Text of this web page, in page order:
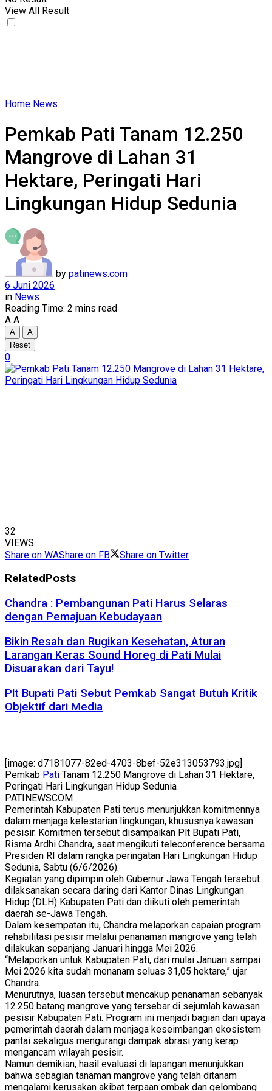
View All Result
Home News
Pemkab Pati Tanam 12.250
Mangrove di Lahan 31
Hektare, Peringati Hari
Lingkungan Hidup Sedunia
by patinews.com
6 Juni 2026
in News
Reading Time: 2 mins read
A A
A
A
Reset
0
32
VIEWS
Share on WAShare on FB Share on Twitter
RelatedPosts
Chandra : Pembangunan Pati Harus Selaras
dengan Pemajuan Kebudayaan
Bikin Resah dan Rugikan Kesehatan, Aturan
Larangan Keras Sound Horeg di Pati Mulai
Disuarakan dari Tayu!
Plt Bupati Pati Sebut Pemkab Sangat Butuh Kritik
Objektif dari Media
[image: d7181077-82ed-4703-8bef-52e313053793.jpg]
Pemkab Pati Tanam 12.250 Mangrove di Lahan 31 Hektare,
Peringati Hari Lingkungan Hidup Sedunia
PATINEWSCOM
Pemerintah Kabupaten Pati terus menunjukkan komitmennya
dalam menjaga kelestarian lingkungan, khususnya kawasan
pesisir. Komitmen tersebut disampaikan Plt Bupati Pati,
Risma Ardhi Chandra, saat mengikuti teleconference bersama
Presiden RI dalam rangka peringatan Hari Lingkungan Hidup
Sedunia, Sabtu (6/6/2026).
Kegiatan yang dipimpin oleh Gubernur Jawa Tengah tersebut
dilaksanakan secara daring dari Kantor Dinas Lingkungan
Hidup (DLH) Kabupaten Pati dan diikuti oleh pemerintah
daerah se-Jawa Tengah.
Dalam kesempatan itu, Chandra melaporkan capaian program
rehabilitasi pesisir melalui penanaman mangrove yang telah
dilakukan sepanjang Januari hingga Mei 2026.
“Melaporkan untuk Kabupaten Pati, dari mulai Januari sampai
Mei 2026 kita sudah menanam seluas 31,05 hektare,” ujar
Chandra.
Menurutnya, luasan tersebut mencakup penanaman sebanyak
12.250 batang mangrove yang tersebar di sejumlah kawasan
pesisir Kabupaten Pati. Program ini menjadi bagian dari upaya
pemerintah daerah dalam menjaga keseimbangan ekosistem
pantai sekaligus mengurangi dampak abrasi yang kerap
mengancam wilayah pesisir.
Namun demikian, hasil evaluasi di lapangan menunjukkan
bahwa sebagian tanaman mangrove yang telah ditanam
mengalami kerusakan akibat terpaan ombak dan gelombang